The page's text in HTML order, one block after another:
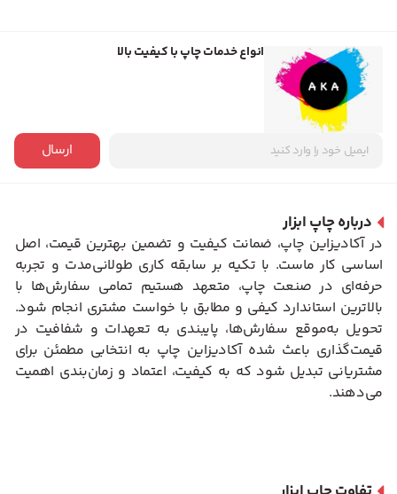
انواع خدمات چاپ با کیفیت بالا
ارسال
درباره چاپ ابزار
در آکادیزاین چاپ، ضمانت کیفیت و تضمین بهترین قیمت، اصل
اساسی کار ماست. با تکیه بر سابقه کاری طولانی‌مدت و تجربه
حرفه‌ای در صنعت چاپ، متعهد هستیم تمامی سفارش‌ها با
بالاترین استاندارد کیفی و مطابق با خواست مشتری انجام شود.
تحویل به‌موقع سفارش‌ها، پایبندی به تعهدات و شفافیت در
قیمت‌گذاری باعث شده آکادیزاین چاپ به انتخابی مطمئن برای
مشتریانی تبدیل شود که به کیفیت، اعتماد و زمان‌بندی اهمیت
می‌دهند.